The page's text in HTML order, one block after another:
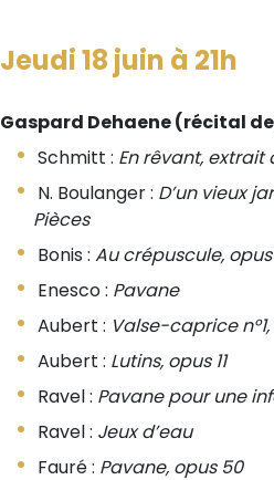
Jeudi 18 juin à 21h
Gaspard Dehaene (récital
Schmitt : En rêvant, extrait
N. Boulanger : D’un vieux
Pièces
Bonis : Au crépuscule, opus
Enesco : Pavane
Aubert : Valse-caprice n°1,
Aubert : Lutins, opus 11
Ravel : Pavane pour une
Ravel : Jeux d’eau
Fauré : Pavane, opus 50